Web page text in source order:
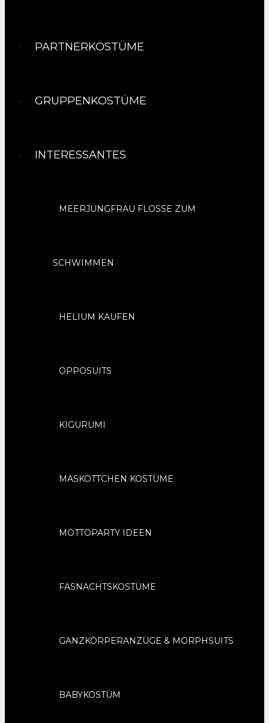
PARTNERKOSTÜME
GRUPPENKOSTÜME
INTERESSANTES
MEERJUNGFRAU FLOSSE ZUM
SCHWIMMEN
HELIUM KAUFEN
OPPOSUITS
KIGURUMI
MASKOTTCHEN KOSTÜME
MOTTOPARTY IDEEN
FASNACHTSKOSTÜME
GANZKÖRPERANZÜGE & MORPHSUITS
BABYKOSTÜM